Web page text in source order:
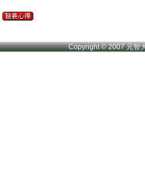
Copyright © 2007 元智